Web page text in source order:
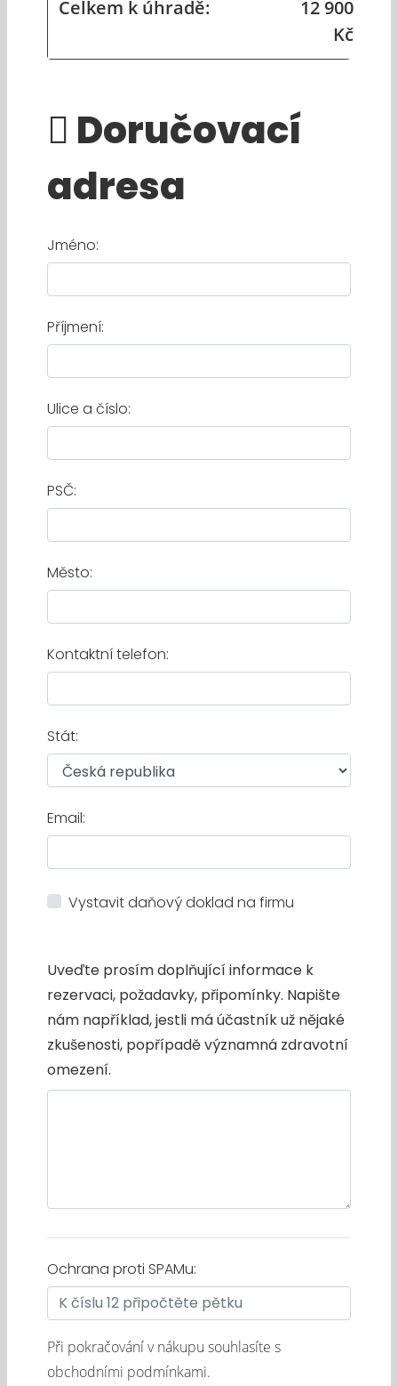
Celkem k úhradě:
12 900
Kč
Doručovací
adresa
Jméno:
Příjmení:
Ulice a číslo:
PSČ:
Město:
Kontaktní telefon:
Stát:
Email:
Vystavit daňový doklad na firmu
Uveďte prosím doplňující informace k
rezervaci, požadavky, připomínky. Napište
nám například, jestli má účastník už nějaké
zkušenosti, popřípadě významná zdravotní
omezení.
Ochrana proti SPAMu:
Při pokračování v nákupu souhlasíte s
obchodními podmínkami.